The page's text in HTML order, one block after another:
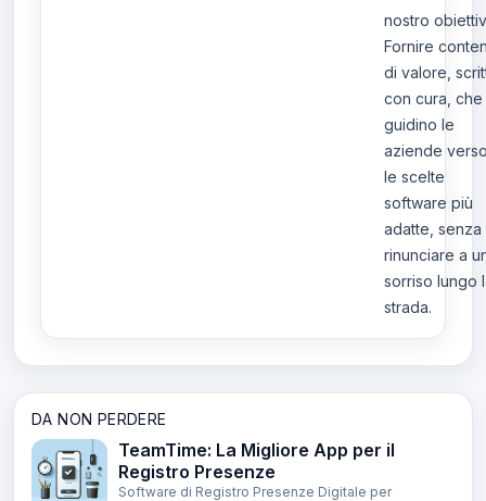
nostro
Fornire
di valore,
con cura, che
guidino le
aziende
le scelte
software più
adatte, senza
rinunciare a
sorriso lungo
strada.
DA NON PERDERE
TeamTime: La Migliore App per il
Registro Presenze
Software di Registro Presenze Digitale per